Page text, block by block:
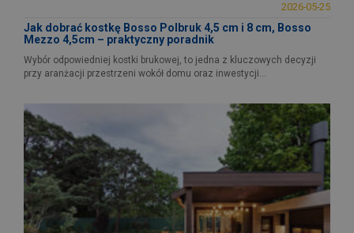
2026-05-25
Jak dobrać kostkę Bosso Polbruk 4,5 cm i 8 cm, Bosso
Mezzo 4,5cm – praktyczny poradnik
Wybór odpowiedniej kostki brukowej, to jedna z kluczowych decyzji
przy aranżacji przestrzeni wokół domu oraz inwestycji...